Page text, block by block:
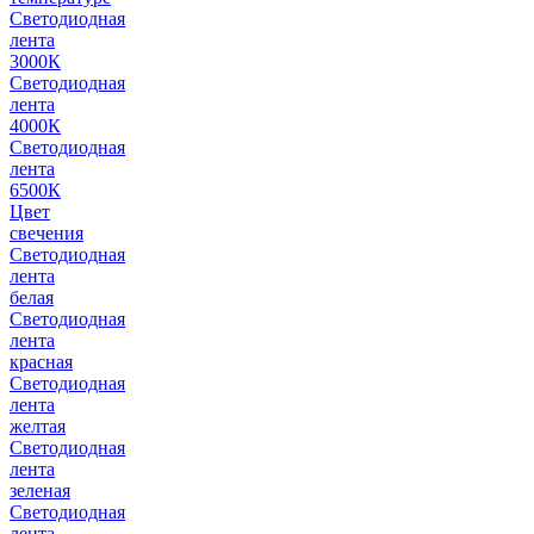
Светодиодная
лента
3000К
Светодиодная
лента
4000К
Светодиодная
лента
6500К
Цвет
свечения
Светодиодная
лента
белая
Светодиодная
лента
красная
Светодиодная
лента
желтая
Светодиодная
лента
зеленая
Светодиодная